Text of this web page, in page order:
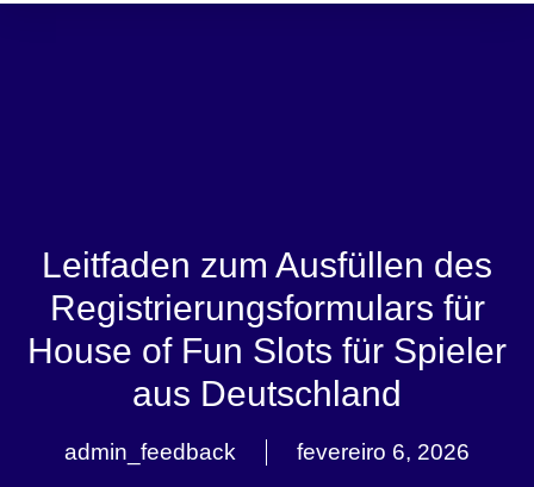
Leitfaden zum Ausfüllen des
Registrierungsformulars für
House of Fun Slots für Spieler
aus Deutschland
admin_feedback fevereiro 6, 2026